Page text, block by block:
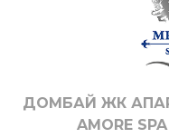
ДОМБАЙ ЖК
AMORE